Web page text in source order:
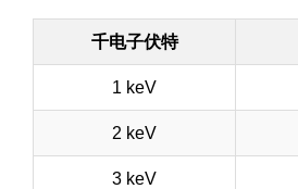
千电子伏特
1 keV
2 keV
3 keV